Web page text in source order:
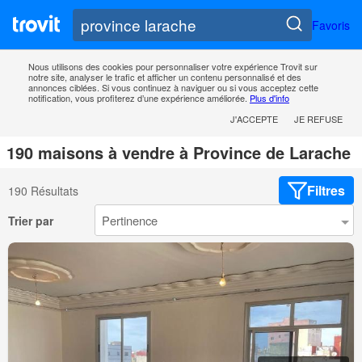
Favoris
Nous utilisons des cookies pour personnaliser votre expérience Trovit sur
notre site, analyser le trafic et afficher un contenu personnalisé et des
annonces ciblées. Si vous continuez à naviguer ou si vous acceptez cette
notification, vous profiterez d’une expérience améliorée. Plus d'info
J'ACCEPTE
JE REFUSE
190 maisons à vendre à Province de Larache
190 Résultats Filtres
Trier par